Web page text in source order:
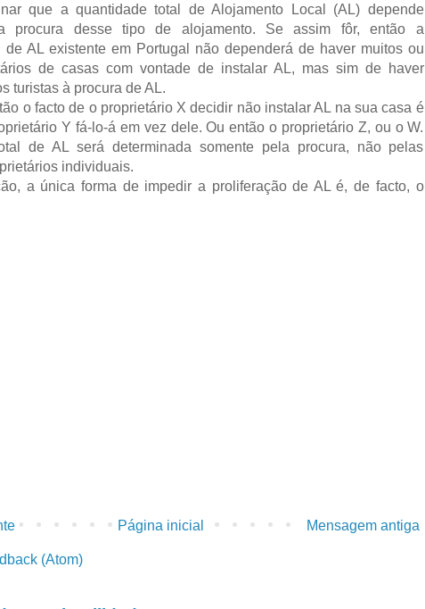
que a quantidade total de Alojamento Local (AL) depende
procura desse tipo de alojamento. Se assim fôr, então a
de AL existente em Portugal não dependerá de haver muitos ou
de casas com vontade de instalar AL, mas sim de haver
turistas à procura de AL.
o facto de o proprietário X decidir não instalar AL na sua casa é
Y fá-lo-á em vez dele. Ou então o proprietário Z, ou o W.
de AL será determinada somente pela procura, não pelas
individuais.
a única forma de impedir a proliferação de AL é, de facto, o
Mensagem antiga
Página inicial
(Atom)